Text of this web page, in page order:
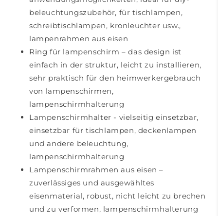
beleuchtungszubehör, für tischlampen,
schreibtischlampen, kronleuchter usw.,
lampenrahmen aus eisen
Ring für lampenschirm – das design ist
einfach in der struktur, leicht zu installieren,
sehr praktisch für den heimwerkergebrauch
von lampenschirmen,
lampenschirmhalterung
Lampenschirmhalter - vielseitig einsetzbar,
einsetzbar für tischlampen, deckenlampen
und andere beleuchtung,
lampenschirmhalterung
Lampenschirmrahmen aus eisen –
zuverlässiges und ausgewähltes
eisenmaterial, robust, nicht leicht zu brechen
und zu verformen, lampenschirmhalterung